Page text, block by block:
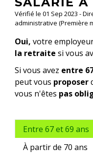
Vérifié le 01 Sep 2023 -
administrative (Première
Oui, votre
la retraite si vous
Si vous avez entre
peut vous proposer
vous n'êtes pas
Entre 67 et 69 ans
À partir de 70 ans